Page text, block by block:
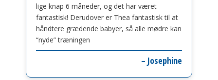
lige knap 6 måneder, og det har været
fantastisk! Derudover er Thea fantastisk til at
håndtere grædende babyer, så alle mødre kan
“nyde” træningen
– Josephine